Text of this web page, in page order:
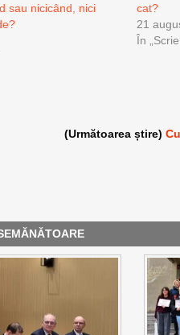
sau nicicând, nici
cat?
21
În
(Următoarea știre)